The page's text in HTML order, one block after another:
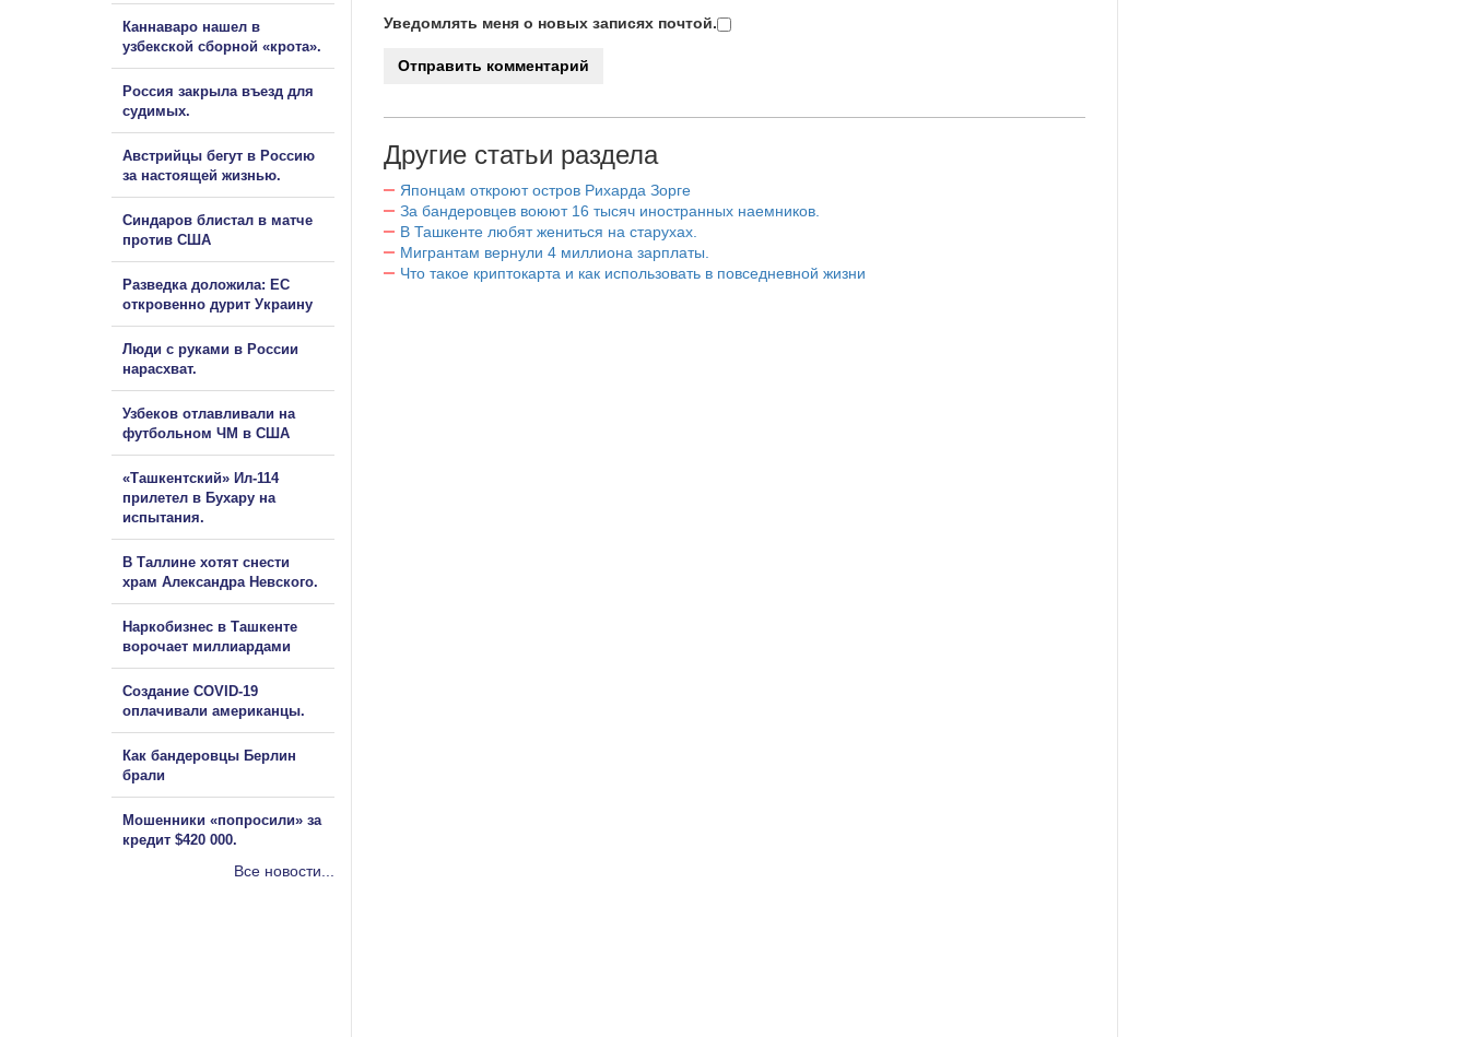
Уведомлять меня о новых записях почтой.
Другие статьи раздела
Японцам откроют остров Рихарда Зорге
За бандеровцев воюют 16 тысяч иностранных наемников.
В Ташкенте любят жениться на старухах.
Мигрантам вернули 4 миллиона зарплаты.
Что такое криптокарта и как использовать в повседневной жизни
Каннаваро нашел в
узбекской сборной «крота».
Россия закрыла въезд для
судимых.
Австрийцы бегут в Россию
за настоящей жизнью.
Синдаров блистал в матче
против США
Разведка доложила: ЕС
откровенно дурит Украину
Люди с руками в России
нарасхват.
Узбеков отлавливали на
футбольном ЧМ в США
«Ташкентский» Ил-114
прилетел в Бухару на
испытания.
В Таллине хотят снести
храм Александра Невского.
Наркобизнес в Ташкенте
ворочает миллиардами
Создание COVID-19
оплачивали американцы.
Как бандеровцы Берлин
брали
Мошенники «попросили» за
кредит $420 000.
Все новости...